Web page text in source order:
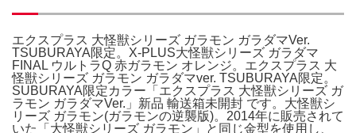
エクスプラス 大怪獣シリーズ ガラモン ガラダマVer.
TSUBURAYA限定。X-PLUS大怪獣シリーズ ガラダマ
FINAL ウルトラQ 赤ガラモン オレンジ。エクスプラス 大
怪獣シリーズ ガラモン ガラダマver. TSUBURAYA限定。
SUBURAYA限定カラー「エクスプラス 大怪獣シリーズ ガ
ラモン ガラダマVer.」新品 輸送箱未開封 です。大怪獣シ
リーズ ガラモン(ガラモンの逆襲版)。2014年に販売されて
いた「大怪獣シリーズ ガラモン」と同じ金型を使用し、